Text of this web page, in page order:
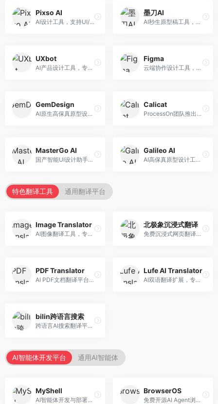
Pixso AI
AI设计工具，支持UI/UX设计全流程。面向设计师和产品团队，提供界面生成、设计优化、协作评审等服务，国产替代方案，团队协作便捷。
墨刀AI
AI秒生原型稿工具，专注于快速原型设计。面向产品经理和设计师，提供原型生成、交互设计、团队协作等服务，原型制作效率高。
UXbot
AI产品设计工具，专注于用户体验优化。面向UX设计师，提供用户研究、设计建议、可用性测试等服务，UX设计支持完善。
Figma
云端协作设计工具，整合AI设计辅助功能。面向UI/UX设计师和产品团队，提供界面设计、原型制作、团队协作等服务，协作功能强大，是UI设计领域的标杆产品。
GemDesign
AI原生高保真原型设计工具，专注于智能设计生成。面向设计师，提供界面生成、设计优化、原型制作等服务，设计自动化程度高。
Calicat
ProcessOn团队推出的产设研协作平台，整合设计与协作功能。面向产品团队，提供设计协作、文档管理、团队沟通等服务，产研协作便捷。
MasterGo AI
国产智能UI设计助手，专注于界面设计自动化。面向UI设计师，提供界面生成、组件设计、设计系统构建等服务，中文用户适配性好。
Galileo AI
AI高保真原型设计工具，专注于UI界面生成。面向设计师和产品团队，提供界面生成、交互设计、设计优化等服务，界面质量高。
特色翻译工具 通用翻译平台
Image Translator
AI图像翻译工具，专注于图片文字翻译。面向设计师和电商从业者，提供图片文字识别、翻译、替换等服务，图像翻译效果好。
北极象沉浸式翻译
免费沉浸式网页翻译工具，专注于阅读体验。面向普通用户，提供网页双语翻译、文档翻译等服务，免费使用，翻译质量高。
PDF Translator
AI PDF文档翻译平台，专注于文档本地化。面向商务人士，提供PDF翻译、格式保留、批量处理等服务，文档翻译专业。
Lufe AI Translator
AI双语翻译扩展，专注于浏览器翻译场景。面向外语内容阅读者，提供网页双语翻译、划词翻译等服务，浏览器集成便捷。
bilin跨语言搜索
跨语言AI搜索翻译平台，专注于信息获取。面向研究者和内容创作者，提供跨语言搜索、内容翻译、信息整合等服务，跨语言检索能力强。
AI智能体开发平台 通用AI智能体
MyShell
AI智能体开发与部署平台，专注于语音交互智能体。面向开发者，提供语音智能体创建、部署服务、社区分享等功能，语音交互能力强。
BrowserOS
免费开源AI Agent浏览器，专注于浏览器自动化。面向开发者，提供浏览器控制、任务自动化、API接口等服务，开源免费。